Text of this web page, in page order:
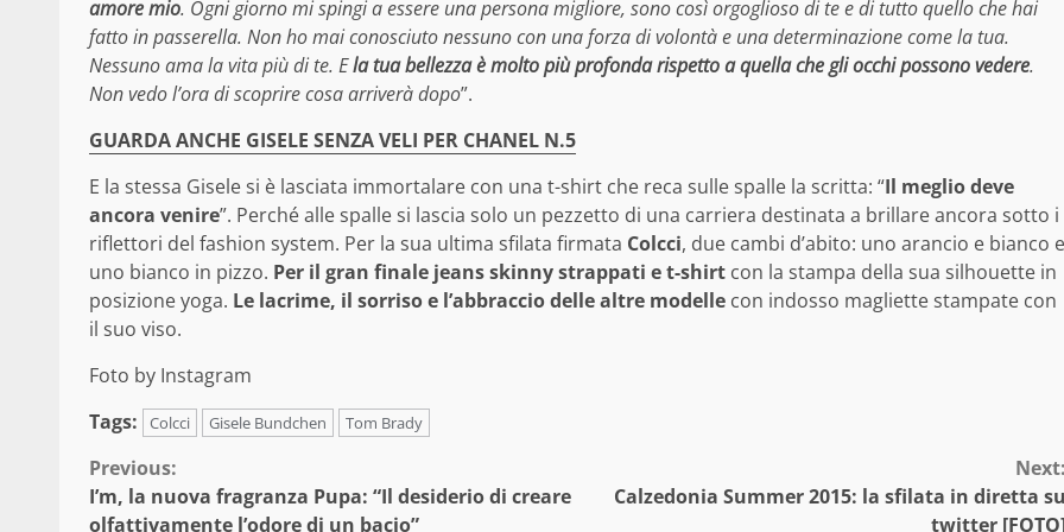
amore mio. Ogni giorno mi spingi a essere una persona migliore, sono così orgoglioso di te e di tutto quello che hai
fatto in passerella. Non ho mai conosciuto nessuno con una forza di volontà e una determinazione come la tua.
Nessuno ama la vita più di te. Ela tua bellezza è molto più profonda rispetto a quella che gli occhi possono vedere.
Non vedo l’ora di scoprire cosa arriverà dopo”.
GUARDA ANCHE GISELE SENZA VELI PER CHANEL N.5
E la stessa Gisele si è lasciata immortalare con una t-shirt che reca sulle spalle la scritta: “Il meglio deve
ancora venire”. Perché alle spalle si lascia solo un pezzetto di una carriera destinata a brillare ancora sotto i
riflettori del fashion system. Per la sua ultima sfilata firmata Colcci, due cambi d’abito: uno arancio e bianco e
uno bianco in pizzo. Per il gran finale jeans skinny strappati e t-shirt con la stampa della sua silhouette in
posizione yoga. Le lacrime, il sorriso e l’abbraccio delle altre modelle con indosso magliette stampate con
il suo viso.
Foto by Instagram
Tags:
Colcci Gisele Bundchen Tom Brady
Continue
Reading
Previous:
I’m, la nuova fragranza Pupa: “Il desiderio di creare
olfattivamente l’odore di un bacio”
Next:
Calzedonia Summer 2015: la sfilata in diretta su
twitter